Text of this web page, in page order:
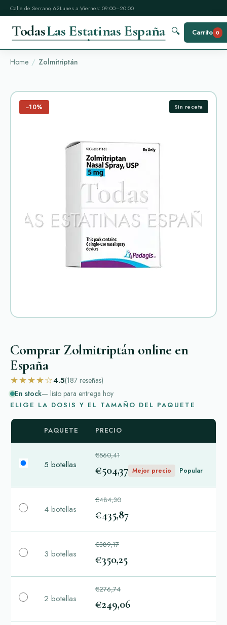
Calle de Serrano, 62Lunes a Viernes: 09:00–20:00
TodasLas Estatinas España 🔍 Carrito 0
Home Zolmitriptán
−10% Sin receta
Comprar Zolmitriptán online en
España
★★★★☆4.5(187 reseñas)
En stock— listo para entrega hoy
ELIGE LA DOSIS Y EL TAMAÑO DEL PAQUETE
PAQUETE PRECIO
5 botellas
€560,41
€504,37 Mejor precio Popular
4 botellas
€484,30
€435,87
3 botellas
€389,17
€350,25
2 botellas
€276,74
€249,06